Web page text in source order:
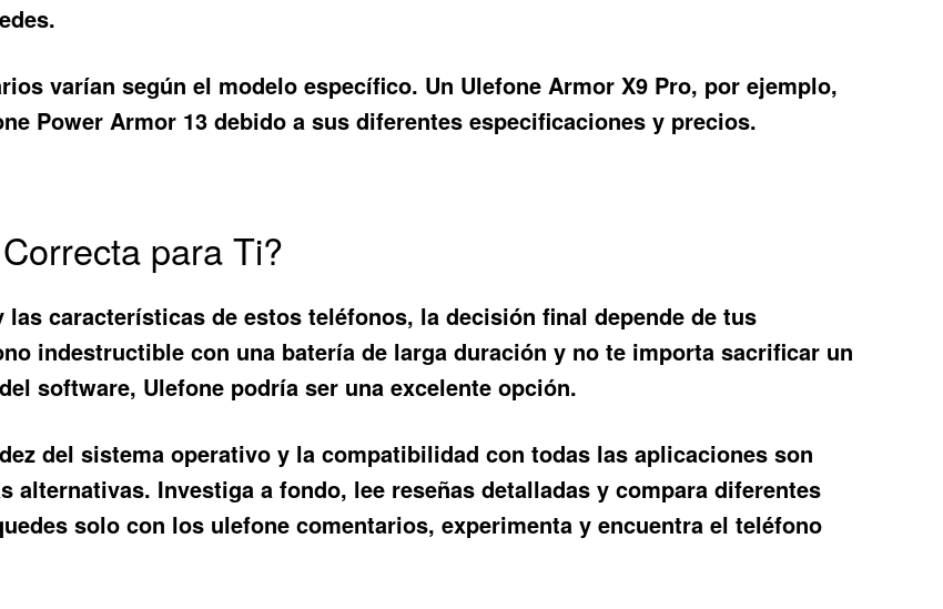
varían según el modelo específico. Un Ulefone Armor X9 Pro, por ejemplo,
Power Armor 13 debido a sus diferentes especificaciones y precios.
para Ti?
las características de estos teléfonos, la decisión final depende de tus
indestructible con una batería de larga duración y no te importa sacrificar un
software, Ulefone podría ser una excelente opción.
del sistema operativo y la compatibilidad con todas las aplicaciones son
alternativas. Investiga a fondo, lee reseñas detalladas y compara diferentes
solo con los ulefone comentarios, experimenta y encuentra el teléfono